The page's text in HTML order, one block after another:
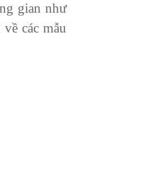
gian như
các mẫu